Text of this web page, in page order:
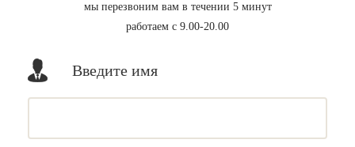
мы перезвоним вам в течении 5 минут
работаем с 9.00-20.00
Введите имя